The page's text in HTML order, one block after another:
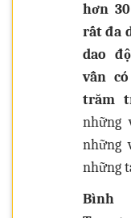
hơn
rất đa
dao
vẫn
trăm
những
những
những